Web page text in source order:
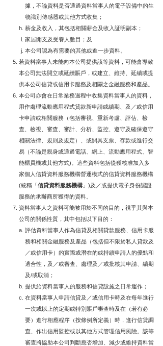
據，不論資料是否通過資料當事人的電子設備中的生
物識別傳感器或其他方式收集；
薪金及收入，其包括相關薪金及收入証明副本；
家居開支及受養人數目；及
本公司認為有需要的其他或進一步資料。
若資料當事人未能向本公司提供該等資料，可能會導致
本公司無法開立或延續賬戶，或建立、維持、延續或提
供本公司信貸或信用卡服務及相關之金融服務和產品。
本公司亦會在日常業務過程中收集資料當事人的資料，
用作處理流動應用程式貸款新申請或續期、及／或信用
卡申請或相關服務（包括審視、重新考慮、評估、檢
查、檢視、審查、審計、分析、監控、遵守及確保遵守
相關法律、規則及規定）、或開具支票、存款或進行交
易（不論是親身或通過電話、網上、流動應用程式、智
能櫃員機或其他方式)。這些資料包括從獲核准加入多
家個人信貸資料服務機構營運模式的信貸資料服務機構
(統稱「信貸資料服務機構 」)及／或提供電子身份認證
服務的承辦商所獲得的資料。
資料當事人之資料可能被用於不同的目的，視乎其與本
公司的關係性質，其中包括以下目的：
評估資料當事人作為信貸及相關貸款服務、信用卡服
務和相關金融服務及產品（包括但不限於私人貸款及
／或信用卡）的實際或潛在的或持續申請人的優點和
適合性，及／或審查、處理及／或批核其申請、續期
及/或取消；
提供給資料當事人的服務和信貸設施之日常運作；
在資料當事人申請信貸及／或信用卡時及在每年進行
一次或以上的定期或特別賬戶審查時及在（若有必
要）進行相應程序（按條例所定義）時，進行信貸調
查、作出信用監控或以其他方式管理信用風險。該等
審查將協助本公司判斷應否增加、減少或維持資料當